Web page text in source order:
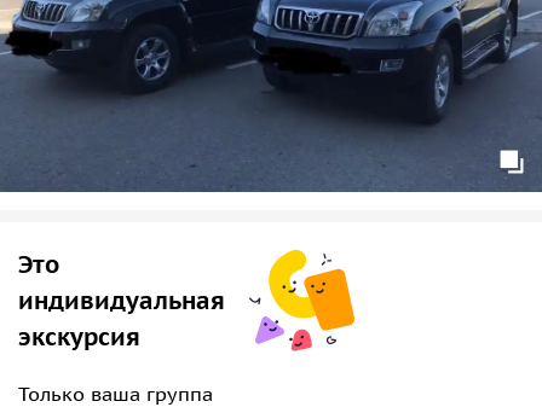
Это
индивидуальная
экскурсия
Только ваша группа